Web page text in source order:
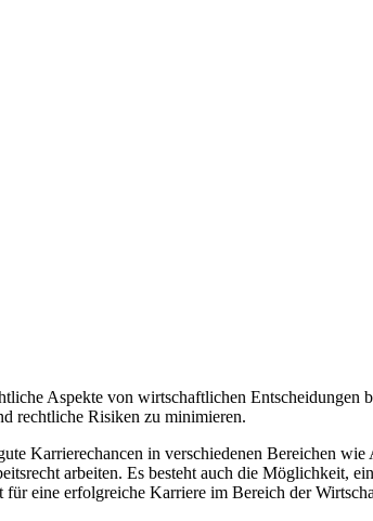
Aspekte von wirtschaftlichen
rechtliche Risiken zu minimieren.
Karrierechancen in verschiedenen Bereichen
arbeiten. Es besteht auch die Möglichkeit,
eine erfolgreiche Karriere im Bereich der